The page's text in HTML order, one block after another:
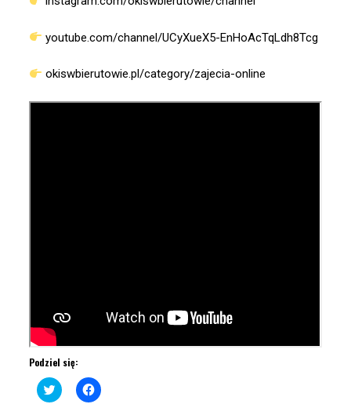
youtube.com/channel/UCyXueX5-EnHoAcTqLdh8Tcg
okiswbierutowie.pl/category/zajecia-online
Podziel się:
Click
to
Click
to